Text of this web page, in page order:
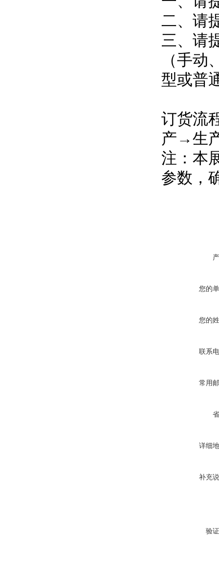
二、请
三、请
（手
型或普
订货流
产→生
注：本
参数，
您的
您的
联系
常用
详细
补充
验